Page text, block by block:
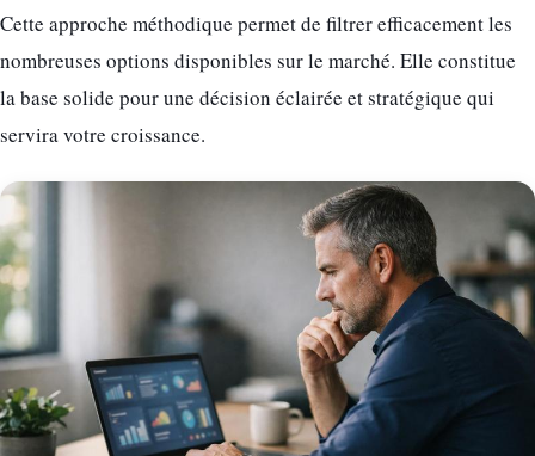
Cette approche méthodique permet de filtrer efficacement les
nombreuses options disponibles sur le marché. Elle constitue
la base solide pour une décision éclairée et stratégique qui
servira votre croissance.